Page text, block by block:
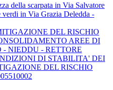
della scarpata in Via Salvatore
verdi in Via Grazia Deledda -
DEL RISCHIO
AREE DI
NIEDDU - RETTORE
DI STABILITA' DEI
DEL RISCHIO